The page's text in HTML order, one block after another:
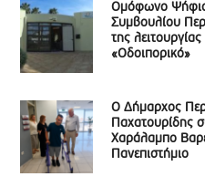
Ομόφωνο
Συμβουλίου
της
«Οδοιπορικό»
Ο Δήμαρχος
Παχατουρίδης
Χαράλαμπο
Πανεπιστήμιο